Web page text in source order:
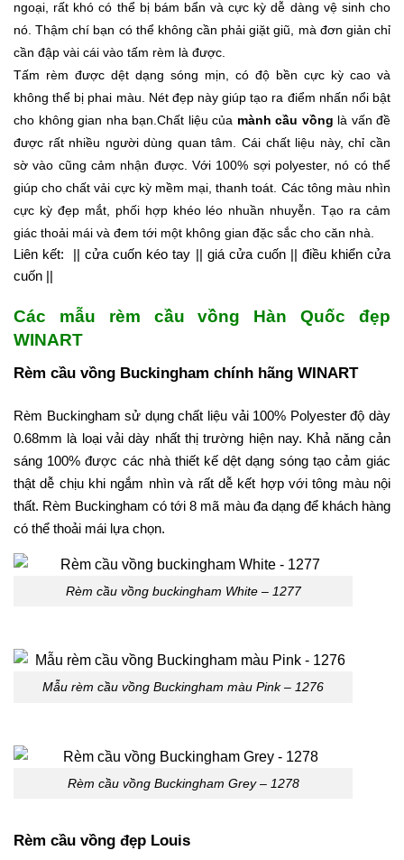
ngoại, rất khó có thể bị bám bẩn và cực kỳ dễ dàng vệ sinh cho
nó. Thậm chí bạn có thể không cần phải giặt giũ, mà đơn giản chỉ
cần đập vài cái vào tấm rèm là được.
Tấm rèm được dệt dạng sóng mịn, có độ bền cực kỳ cao và
không thể bị phai màu. Nét đẹp này giúp tạo ra điểm nhấn nổi bật
cho không gian nha bạn. Chất liệu của mành cầu vồng là vấn đề
được rất nhiều người dùng quan tâm.Cái chất liệu này, chỉ cần
sờ vào cũng cảm nhận được. Với 100% sợi polyester, nó có thể
giúp cho chất vải cực kỳ mềm mại, thanh toát. Các tông màu nhìn
cực kỳ đẹp mắt, phối hợp khéo léo nhuần nhuyễn. Tạo ra cảm
giác thoải mái và đem tới một không gian đặc sắc cho căn nhà.
Liên kết: ||cửa cuốn kéo tay || giá cửa cuốn|| điều khiển cửa
cuốn ||
Các mẫu rèm cầu vồng Hàn Quốc đẹp
WINART
Rèm cầu vồng Buckingham chính hãng WINART
Rèm Buckingham sử dụng chất liệu vải 100% Polyester độ dày
0.68mm là loại vải dày nhất thị trường hiện nay. Khả năng cản
sáng 100% được các nhà thiết kế dệt dạng sóng tạo cảm giác
thật dễ chịu khi ngắm nhìn và rất dễ kết hợp với tông màu nội
thất. Rèm Buckingham có tới 8 mã màu đa dạng để khách hàng
có thể thoải mái lựa chọn.
Rèm cầu vồng buckingham White – 1277
Mẫu rèm cầu vồng Buckingham màu Pink – 1276
Rèm cầu vồng Buckingham Grey – 1278
Rèm cầu vồng đẹp Louis